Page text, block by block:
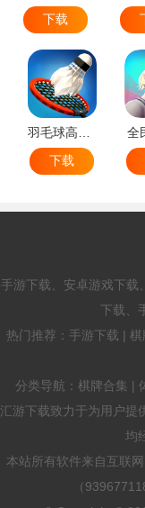
下载
羽毛球高高手
下载
全
手游下载、安卓游戏下载
下载、
热门推荐：手游下载 |
分类导航：棋牌合集 |
汇游下载致力于为用户提
均
本站所有软件来自互联
（